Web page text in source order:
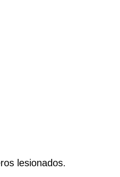
lesionados.